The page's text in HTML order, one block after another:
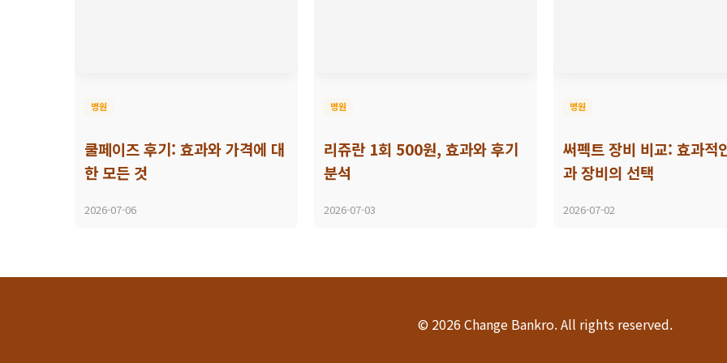
병원
쿨페이즈 후기: 효과와 가격에 대
한 모든 것
2026-07-06
병원
리쥬란 1회 500원, 효과와 후기
분석
2026-07-03
병원
써펙트 장비 비교: 효과적
과 장비의 선택
2026-07-02
© 2026 Change Bankro. All rights reserved.